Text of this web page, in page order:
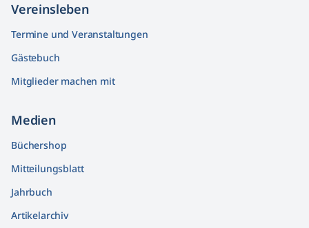
Vereinsleben
Termine und Veranstaltungen
Gästebuch
Mitglieder machen mit
Medien
Büchershop
Mitteilungsblatt
Jahrbuch
Artikelarchiv